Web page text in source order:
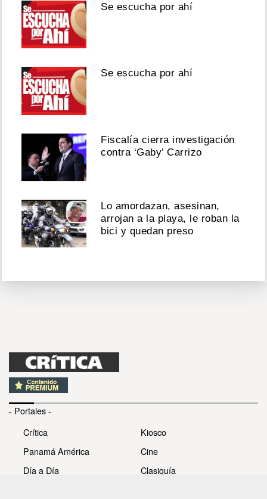
Se escucha por ahí
Se escucha por ahí
Fiscalía cierra investigación
contra ‘Gaby’ Carrizo
Lo amordazan, asesinan,
arrojan a la playa, le roban la
bici y quedan preso
- Portales -
Crítica
Panamá América
Día a Día
Kiosco
Cine
Clasiguía